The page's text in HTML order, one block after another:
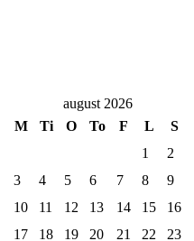
august 2026
M
Ti O To F L
S
1
2
3
4 5 6 7 8
9
10
11 12 13 14 15
16
17
18 19 20 21 22
23